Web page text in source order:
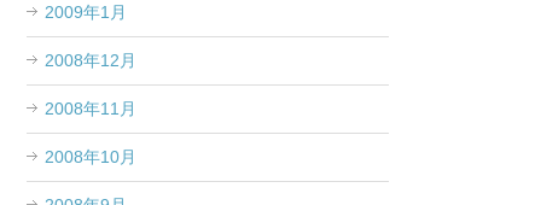
2009年1月
2008年12月
2008年11月
2008年10月